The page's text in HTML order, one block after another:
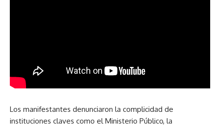
Los manifestantes denunciaron la complicidad de
instituciones claves como el Ministerio Público, la